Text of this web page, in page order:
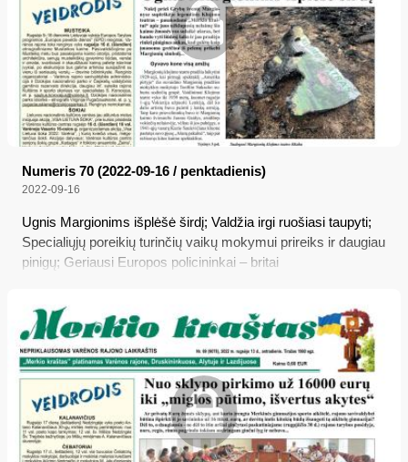
Numeris 70 (2022-09-16 / penktadienis)
2022-09-16
Ugnis Margionims išplėšė širdį; Valdžia irgi ruošiasi taupyti;
Specialiųjų poreikių turinčių vaikų mokymui prireiks ir daugiau
pinigų; Geriausi Europos policininkai – britai